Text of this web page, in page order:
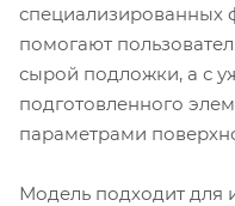
специализированных
помогают
сырой подложки, а с
подготовленного
параметрами
Модель подходит для